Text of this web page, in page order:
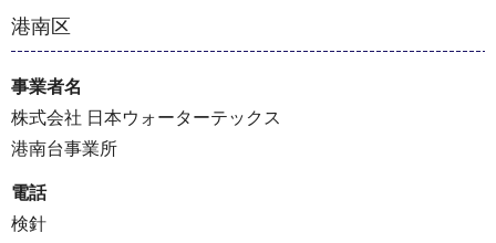
港南区
事業者名
株式会社 日本ウォーターテックス
港南台事業所
電話
検針